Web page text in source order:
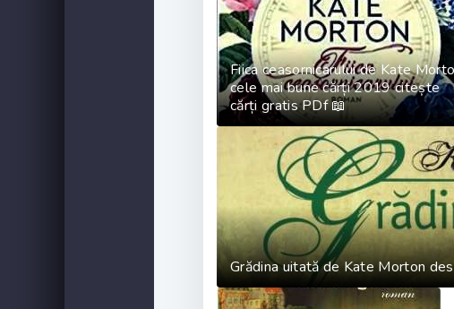
Fiica ceasornicarului de Kate
cele mai bune cărți 2019 citește
cărți gratis PDf 📖
Grădina uitată de Kate Morton